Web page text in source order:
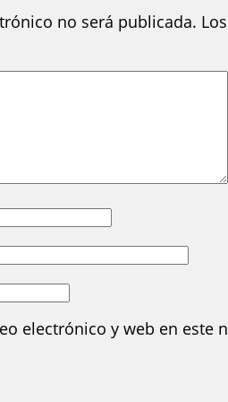
no será publicada.
electrónico y web en este